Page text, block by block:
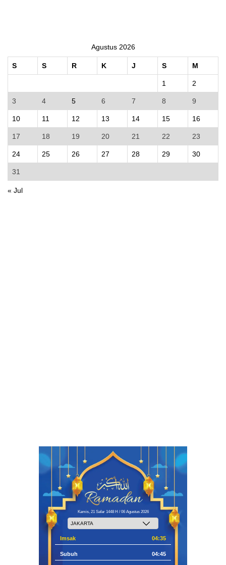
Agustus 2026
S S R K J S M
1 2
3 4 5 6 7 8 9
10 11 12 13 14 15 16
17 18 19 20 21 22 23
24 25 26 27 28 29 30
31
« Jul
Kamis, 21 Safar 1448 H / 06 Agustus 2026
Imsak 04:35
Subuh 04:45